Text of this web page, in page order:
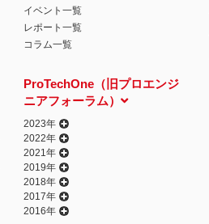
イベント一覧
レポート一覧
コラム一覧
ProTechOne（旧プロエンジ
ニアフォーラム）
2023年
2022年
2021年
2019年
2018年
2017年
2016年